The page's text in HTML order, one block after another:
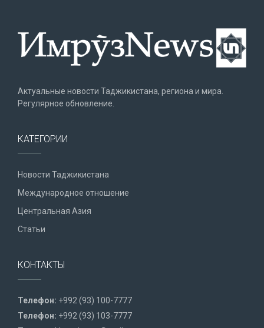
Актуальные новости Таджикистана, региона и мира.
Регулярное обновление.
КАТЕГОРИИ
Новости Таджикистана
Международное отношение
Центральная Азия
Статьи
КОНТАКТЫ
Телефон: +992 (93) 100-7777
Телефон: +992 (93) 103-7777